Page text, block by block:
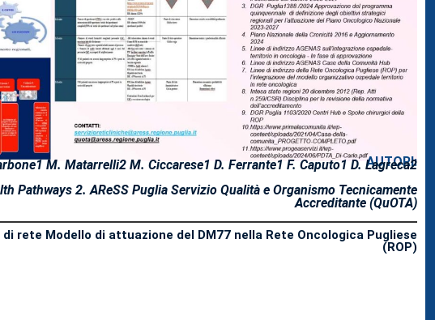
AUTORI:
1 M. Matarrelli2 M. Ciccarese1 D. Ferrante1 F. Caputo1 D. Lagreca2
Pathways 2. AReSS Puglia Servizio Qualità e Organismo Tecnicamente
Accreditante (QuOTA)
rete Modello di attuazione del DM77 nella Rete Oncologica Pugliese
(ROP)